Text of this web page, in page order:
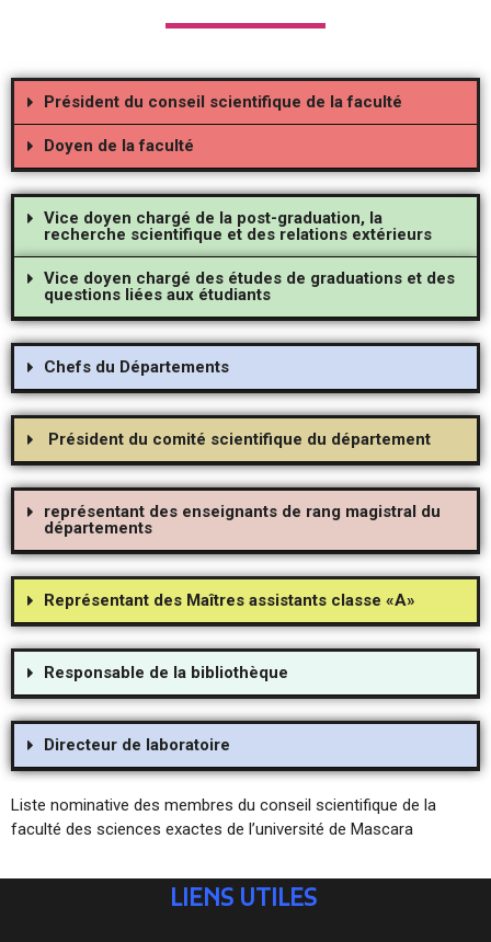
Président du conseil scientifique de la faculté
Doyen de la faculté
Vice doyen chargé de la post-graduation, la
recherche scientifique et des relations extérieurs
Vice doyen chargé des études de graduations et des
questions liées aux étudiants
Chefs du Départements
Président du comité scientifique du département
représentant des enseignants de rang magistral du
départements
Représentant des Maîtres assistants classe «A»
Responsable de la bibliothèque
Directeur de laboratoire
Liste nominative des membres du conseil scientifique de la
faculté des sciences exactes de l’université de Mascara
LIENS UTILES